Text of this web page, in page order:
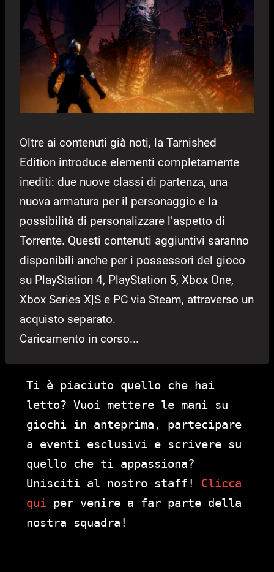
Oltre ai contenuti già noti, la Tarnished
Edition introduce elementi completamente
inediti: due nuove classi di partenza, una
nuova armatura per il personaggio e la
possibilità di personalizzare l’aspetto di
Torrente. Questi contenuti aggiuntivi saranno
disponibili anche per i possessori del gioco
su PlayStation 4, PlayStation 5, Xbox One,
Xbox Series X|S e PC via Steam, attraverso un
acquisto separato.
Caricamento in corso...
Ti è piaciuto quello che hai
letto? Vuoi mettere le mani su
giochi in anteprima, partecipare
a eventi esclusivi e scrivere su
quello che ti appassiona?
Unisciti al nostro staff! Clicca
qui per venire a far parte della
nostra squadra!